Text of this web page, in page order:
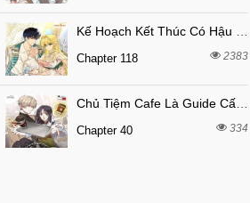
Chapter 118 2383
Chủ Tiệm Cafe Là Guide Cấp S
Chapter 40 334